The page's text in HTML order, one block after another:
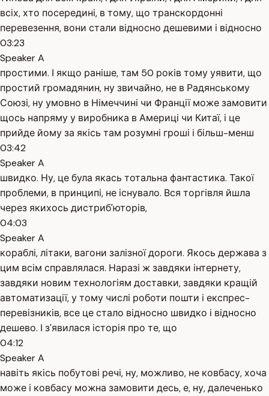
всіх, хто посередині, в тому, що транскордонні
перевезення, вони стали відносно дешевими і відносно
03:23
Speaker A
простими. І якщо раніше, там 50 років тому уявити, що
простий громадянин, ну звичайно, не в Радянському
Союзі, ну умовно в Німеччині чи Франції може замовити
щось напряму у виробника в Америці чи Китаї, і це
прийде йому за якісь там розумні гроші і більш-менш
03:42
Speaker A
швидко. Ну, це була якась тотальна фантастика. Такої
проблеми, в принципі, не існувало. Вся торгівля йшла
через якихось дистриб'юторів,
04:03
Speaker A
кораблі, літаки, вагони залізної дороги. Якось держава з
цим всім справлялася. Наразі ж завдяки інтернету,
завдяки новим технологіям доставки, завдяки кращій
автоматизації, у тому числі роботи пошти і експрес-
перевізників, все це стало відносно швидко і відносно
дешево. І з'явилася історія про те, що
04:12
Speaker A
навіть якісь побутові речі, ну, можливо, не ковбасу, хоча
може і ковбасу можна замовити десь, е, ну, далеченько